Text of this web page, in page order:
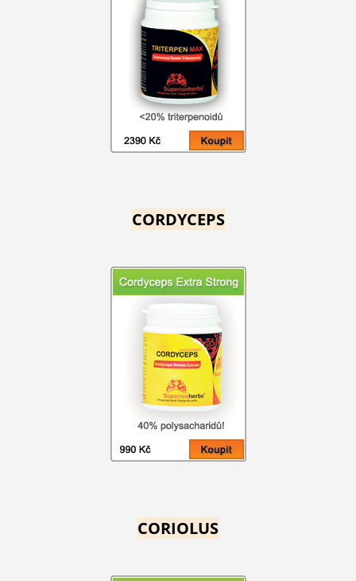
CORDYCEPS
CORIOLUS